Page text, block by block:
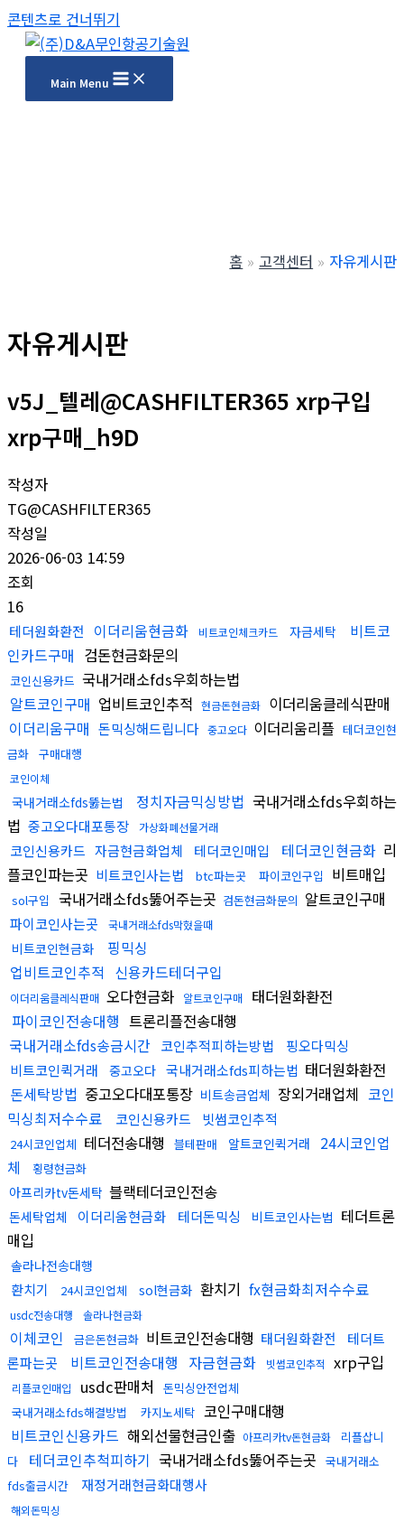
콘텐츠로 건너뛰기
Main Menu
홈 고객센터 자유게시판
자유게시판
v5J_텔레@CASHFILTER365 xrp구입
xrp구매_h9D
작성자
TG@CASHFILTER365
작성일
2026-06-03 14:59
조회
16
테더원화환전 이더리움현금화 비트코인체크카드 자금세탁
비트코
인카드구매 검돈현금화문의
코인신용카드 국내거래소fds우회하는법
알트코인구매 업비트코인추적 현금돈현금화 이더리움클레식판매
이더리움구매 돈믹싱해드립니다 중고오다 이더리움리플 테더코인현
금화 구매대행
코인이체
국내거래소fds뚫는법 정치자금믹싱방법 국내거래소fds우회하는
법 중고오다대포통장 가상화폐선물거래
코인신용카드 자금현금화업체 테더코인매입 테더코인현금화 리
플코인파는곳 비트코인사는법 btc파는곳 파이코인구입 비트매입
sol구입 국내거래소fds뚫어주는곳 검돈현금화문의 알트코인구매
파이코인사는곳 국내거래소fds막혔을때
비트코인현금화
핑믹싱
업비트코인추적 신용카드테더구입
이더리움클레식판매 오다현금화 알트코인구매
태더원화환전
파이코인전송대행 트론리플전송대행
국내거래소fds송금시간 코인추적피하는방법
핑오다믹싱
비트코인퀵거래
중고오다 국내거래소fds피하는법 태더원화환전
돈세탁방법 중고오다대포통장 비트송금업체 장외거래업체 코인
믹싱최저수수료
코인신용카드 빗썸코인추적
24시코인업체 테더전송대행 블테판매 알트코인퀵거래
24시코인업
체
횡령현금화
아프리카tv돈세탁 블랙테더코인전송
돈세탁업체 이더리움현금화 테더돈믹싱 비트코인사는법 테더트론
매입
솔라나전송대행
환치기 24시코인업체 sol현금화 환치기 fx현금화최저수수료
usdc전송대행 솔라나현금화
이체코인 금은돈현금화 비트코인전송대행 태더원화환전
테더트
론파는곳
비트코인전송대행 자금현금화 빗썸코인추적 xrp구입
리플코인매입 usdc판매처
돈믹싱안전업체
국내거래소fds해결방법
카지노세탁 코인구매대행
비트코인신용카드 해외선물현금인출 아프리카tv돈현금화
리플삽니
다
테더코인추척피하기 국내거래소fds뚫어주는곳 국내거래소
fds출금시간
재정거래현금화대행사
해외돈믹싱